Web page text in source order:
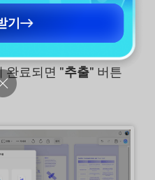
PDF, 이미지 또는 이
유형을 선택하세요. 페
하거나 추출 후
완료되면 "추출" 버튼
기